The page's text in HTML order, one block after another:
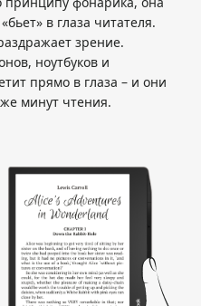
в глаза читателя.
зрение.
ноутбуков и
прямо в глаза – и они
минут чтения.